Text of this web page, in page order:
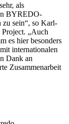
als
BYREDO-
zu sein“, so Karl-
„Auch
es hier besonders
internationalen
Dank an
Zusammenarbeit